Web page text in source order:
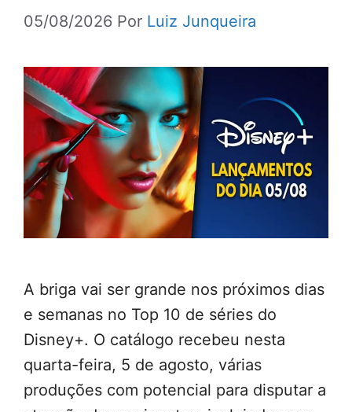
05/08/2026 Por Luiz Junqueira
A briga vai ser grande nos próximos dias
e semanas no Top 10 de séries do
Disney+. O catálogo recebeu nesta
quarta-feira, 5 de agosto, várias
produções com potencial para disputar a